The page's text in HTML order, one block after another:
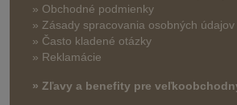
» Obchodné podmienky
» Zásady spracovania osobných údajov
» Často kladené otázky
» Reklamácie
» Zľavy a benefity pre